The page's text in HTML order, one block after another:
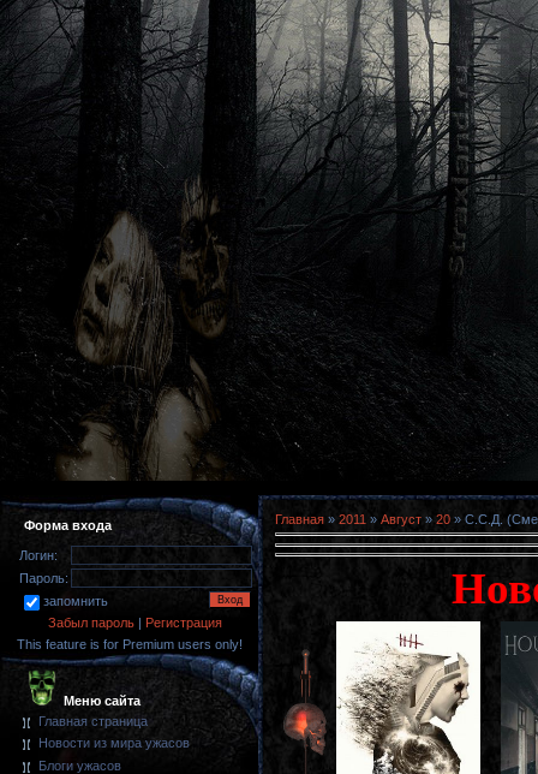
Форма входа
Логин:
Пароль:
запомнить
Забыл пароль | Регистрация
This feature is for Premium users only!
Меню сайта
Главная страница
Новости из мира ужасов
Блоги ужасов
Главная » 2011 » Август » 20 » С.С.Д.